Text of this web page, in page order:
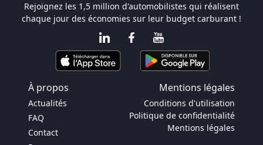
Rejoignez les 1,5 million d'automobilistes qui réalisent
chaque jour des économies sur leur budget carburant !
À propos Mentions légales
Actualités
FAQ
Contact
Conditions d'utilisation
Politique de confidentialité
Mentions légales